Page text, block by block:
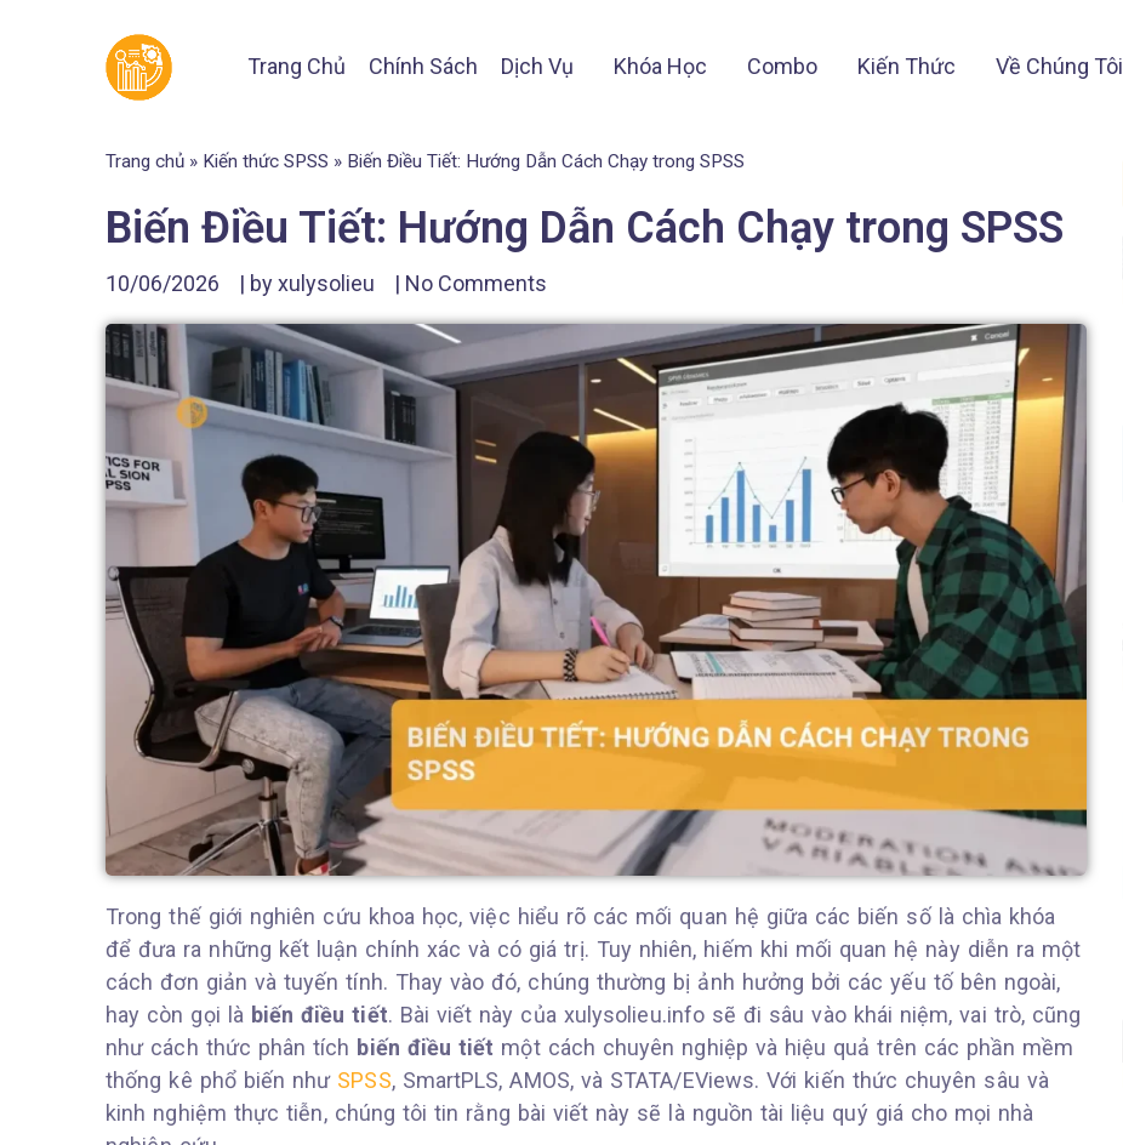
Trang Chủ Chính Sách Dịch Vụ Khóa Học Combo Kiến Thức Về Chúng Tôi
Trang chủ » Kiến thức SPSS » Biến Điều Tiết: Hướng Dẫn Cách Chạy trong SPSS
Biến Điều Tiết: Hướng Dẫn Cách Chạy trong SPSS
10/06/2026 | byxulysolieu | No Comments
Trong thế giới nghiên cứu khoa học, việc hiểu rõ các mối quan hệ giữa các biến số là chìa khóa
để đưa ra những kết luận chính xác và có giá trị. Tuy nhiên, hiếm khi mối quan hệ này diễn ra một
cách đơn giản và tuyến tính. Thay vào đó, chúng thường bị ảnh hưởng bởi các yếu tố bên ngoài,
hay còn gọi là biến điều tiết. Bài viết này của xulysolieu.info sẽ đi sâu vào khái niệm, vai trò, cũng
như cách thức phân tích biến điều tiết một cách chuyên nghiệp và hiệu quả trên các phần mềm
thống kê phổ biến như SPSS, SmartPLS, AMOS, và STATA/EViews. Với kiến thức chuyên sâu và
kinh nghiệm thực tiễn, chúng tôi tin rằng bài viết này sẽ là nguồn tài liệu quý giá cho mọi nhà